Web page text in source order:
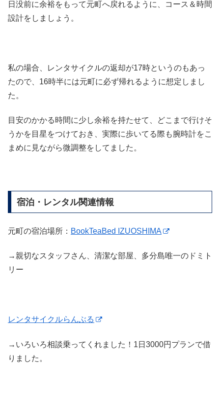
日没前に余裕をもって元町へ戻れるように、コース＆時間
設計をしましょう。
私の場合、レンタサイクルの返却が17時というのもあっ
たので、16時半には元町に必ず帰れるように想定しまし
た。
目安のかかる時間に少し余裕を持たせて、どこまで行けそ
うかを目星をつけておき、実際に歩いてる際も腕時計をこ
まめに見ながら微調整をしてました。
宿泊・レンタル関連情報
元町の宿泊場所： BookTeaBed IZUOSHIMA
→親切なスタッフさん、清潔な部屋、多分島唯一のドミト
リー
レンタサイクルらんぶる
→いろいろ相談乗ってくれました！1日3000円プランで借
りました。